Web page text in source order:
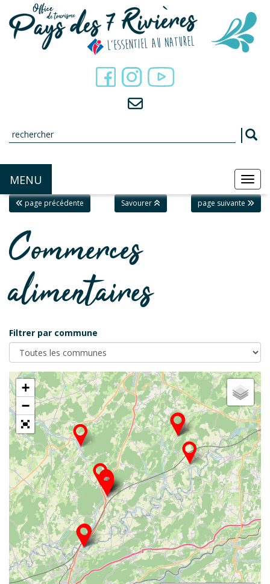
MENU
page précédente Savourer page suivante
Commerces
alimentaires
Filtrer par commune
+
−
Panneau de gestion des cookies